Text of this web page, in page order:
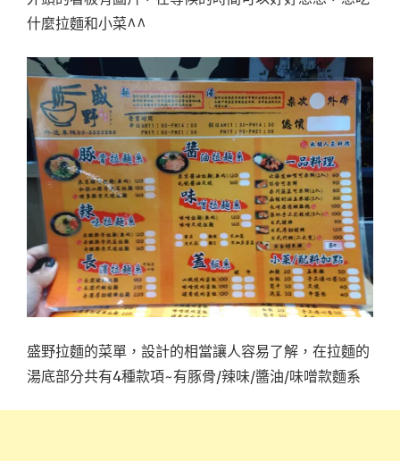
什麼拉麵和小菜^^
盛野拉麵的菜單，設計的相當讓人容易了解，在拉麵的
湯底部分共有4種款項~有豚骨/辣味/醬油/味噌款麵系